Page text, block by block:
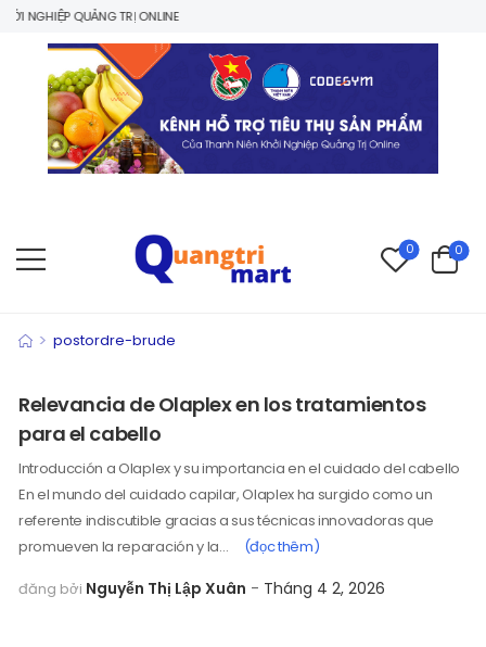
NGHIỆP QUẢNG TRỊ ONLINE
0 0
> postordre-brude
Relevancia de Olaplex en los tratamientos
para el cabello
Introducción a Olaplex y su importancia en el cuidado del cabello
En el mundo del cuidado capilar, Olaplex ha surgido como un
referente indiscutible gracias a sus técnicas innovadoras que
promueven la reparación y la…
(đọc thêm)
đăng bởi Nguyễn Thị Lập Xuân Tháng 4 2, 2026